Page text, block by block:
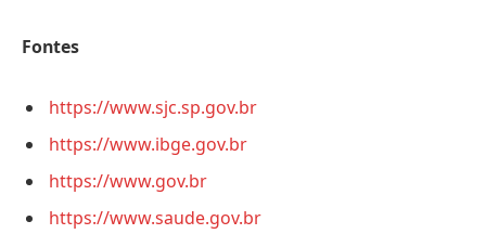
Fontes
https://www.sjc.sp.gov.br
https://www.ibge.gov.br
https://www.gov.br
https://www.saude.gov.br